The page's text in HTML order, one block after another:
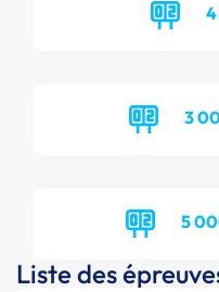
3
5
Liste des